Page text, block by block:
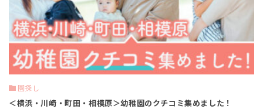
園探し
＜横浜・川崎・町田・相模原＞幼稚園のクチコミ集めました！